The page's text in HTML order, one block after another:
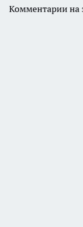
Комментарии на